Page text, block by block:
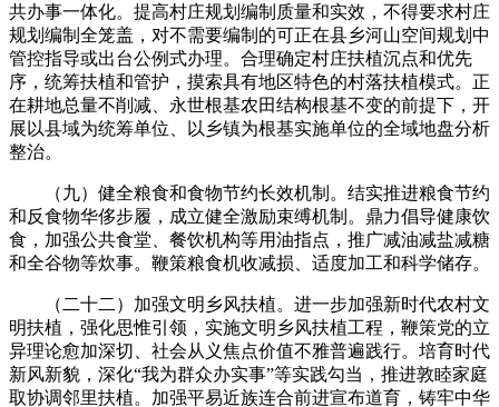
共办事一体化。提高村庄规划编制质量和实效，不得要求村庄
规划编制全笼盖，对不需要编制的可正在县乡河山空间规划中
管控指导或出台公例式办理。合理确定村庄扶植沉点和优先
序，统筹扶植和管护，摸索具有地区特色的村落扶植模式。正
在耕地总量不削减、永世根基农田结构根基不变的前提下，开
展以县域为统筹单位、以乡镇为根基实施单位的全域地盘分析
整治。
（九）健全粮食和食物节约长效机制。结实推进粮食节约
和反食物华侈步履，成立健全激励束缚机制。鼎力倡导健康饮
食，加强公共食堂、餐饮机构等用油指点，推广减油减盐减糖
和全谷物等炊事。鞭策粮食机收减损、适度加工和科学储存。
（二十二）加强文明乡风扶植。进一步加强新时代农村文
明扶植，强化思惟引领，实施文明乡风扶植工程，鞭策党的立
异理论愈加深切、社会从义焦点价值不雅普遍践行。培育时代
新风新貌，深化“我为群众办实事”等实践勾当，推进敦睦家庭
取协调邻里扶植。加强平易近族连合前进宣布道育，铸牢中华